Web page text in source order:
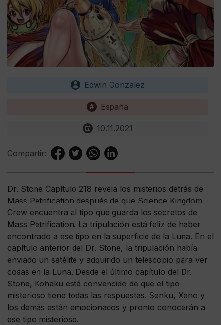
Edwin Gonzalez
España
10.11.2021
Compartir:
Dr. Stone Capítulo 218 revela los misterios detrás de
Mass Petrification después de que Science Kingdom
Crew encuentra al tipo que guarda los secretos de
Mass Petrification. La tripulación está feliz de haber
encontrado a ese tipo en la superficie de la Luna. En el
capítulo anterior del Dr. Stone, la tripulación había
enviado un satélite y adquirido un telescopio para ver
cosas en la Luna. Desde el último capítulo del Dr.
Stone, Kohaku está convencido de que el tipo
misterioso tiene todas las respuestas. Senku, Xeno y
los demás están emocionados y pronto conocerán a
ese tipo misterioso.